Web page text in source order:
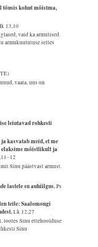
kohut mõistma,
13,10
vaid ka armulised.
armukuulutuse selles
vaata, uus on
leiutavad rohkesti
kasvatab meid, et me
mõistlikult ja
Sinu päästvast armust.
lastele su auhiilgus.Ps
teile: Saalomongi
Lk 12,27
lootes Sinu ettehoolduse
Sinu